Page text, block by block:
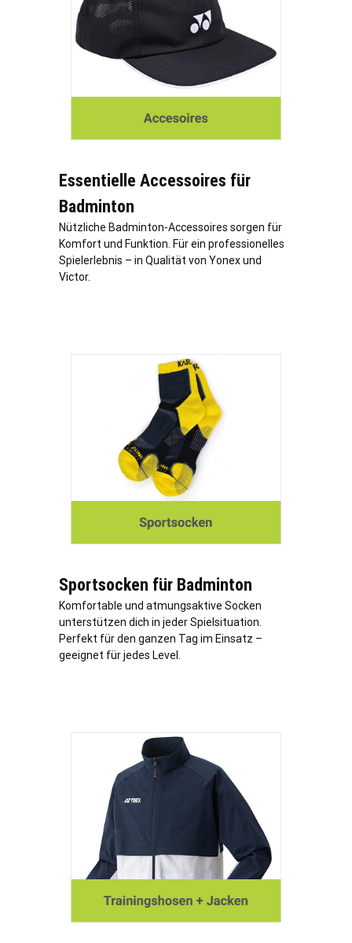
Essentielle Accessoires für
Badminton
Nützliche Badminton-Accessoires sorgen für
Komfort und Funktion. Für ein professionelles
Spielerlebnis – in Qualität von Yonex und
Victor.
Sportsocken für Badminton
Komfortable und atmungsaktive Socken
unterstützen dich in jeder Spielsituation.
Perfekt für den ganzen Tag im Einsatz –
geeignet für jedes Level.